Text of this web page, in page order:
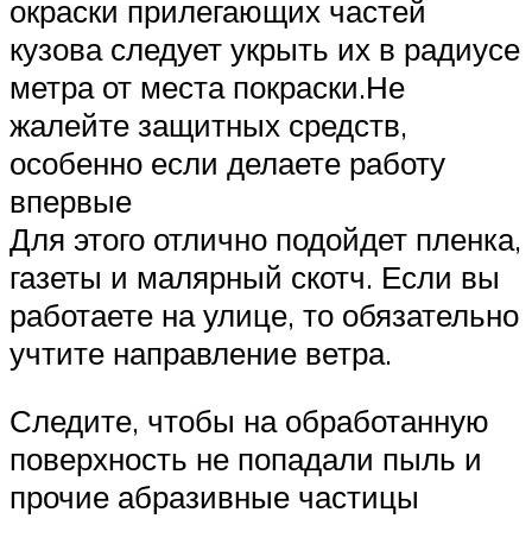
окраски прилегающих частей
кузова следует укрыть их в радиусе
метра от места покраски.Не
жалейте защитных средств,
особенно если делаете работу
впервые
Для этого отлично подойдет пленка,
газеты и малярный скотч. Если вы
работаете на улице, то обязательно
учтите направление ветра.
Следите, чтобы на обработанную
поверхность не попадали пыль и
прочие абразивные частицы